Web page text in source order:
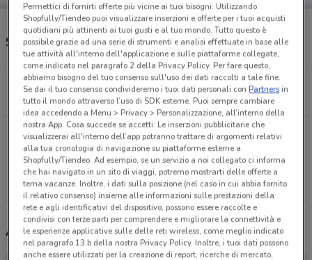
Supermercati Prix e orari
Via Madonna in Campagna, 10 Gallarate
15.6 km
APERTO
Via Novara 2 Inveruno
28.6 km
APERTO
Tutti i negozi Prix
Altri volantini nelle vicinanze
Permettici di fornirti offerte più vicine ai tuoi bisogni: Utilizzando
Shopfully/Tiendeo puoi visualizzare inserzioni e offerte per i tuoi acquisti
quotidiani più attinenti ai tuoi gusti e al tuo mondo. Tutto questo è
possibile grazie ad una serie di strumenti e analisi effettuate in base alle
tue attività all'interno dell'applicazione e sulle piattaforme collegate,
come indicato nel paragrafo 2 della Privacy Policy. Per fare questo,
abbiamo bisogno del tuo consenso sull'uso dei dati raccolti a tale fine.
Se dai il tuo consenso condivideremo i tuoi dati personali conPartnersin
tutto il mondo attraverso l’uso di SDK esterne. Puoi sempre cambiare
idea accedendo a Menu > Privacy > Personalizzazione, all’interno della
nostra App. Cosa succede se accetti: Le inserzioni pubblicitarie che
visualizzerai all'interno dell’app potranno trattare di argomenti relativi
alla tua cronologia di navigazione su piattaforme esterne a
Shopfully/Tiendeo. Ad esempio, se un servizio a noi collegato ci informa
che hai navigato in un sito di viaggi, potremo mostrarti delle offerte a
tema vacanze. Inoltre, i dati sulla posizione (nel caso in cui abbia fornito
il relativo consenso) insieme alle informazioni sulle prestazioni della
rete e agli identificativi del dispositivo, possono essere raccolte e
condivisi con terze parti per comprendere e migliorare la connettività e
le esperienze applicative sulle delle reti wireless, come meglio indicato
nel paragrafo 13.b della nostra Privacy Policy. Inoltre, i tuoi dati possono
anche essere utilizzati per la creazione di report, ricerche di mercato,